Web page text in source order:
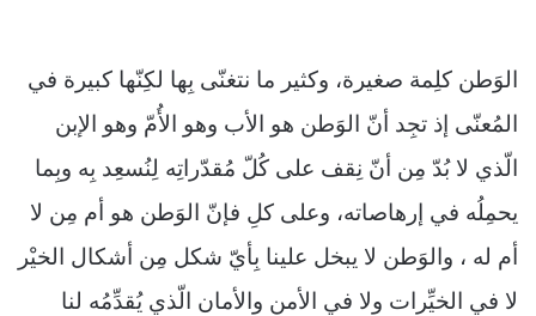
الوَطن كلِمة صغيرة، وكثير ما نتغنّى بِها لكِنّها كبيرة في
المُعنّى إذ تجِد أنّ الوَطن هو الأب وهو الأُمّ وهو الإبن
الّذي لا بُدّ مِن أنّ نِقف على كُلّ مُقدّراتِه لِنُسعِد بِه وبِما
يحمِلُه في إرهاصاته، وعلى كلِ فإنّ الوَطن هو أم مِن لا
أم له ، والوَطن لا يبخل علينا بِأيّ شكل مِن أشكال الخيْر
لا في الخيِّرات ولا في الأمن والأمان الّذي يُقدِّمُه لنا